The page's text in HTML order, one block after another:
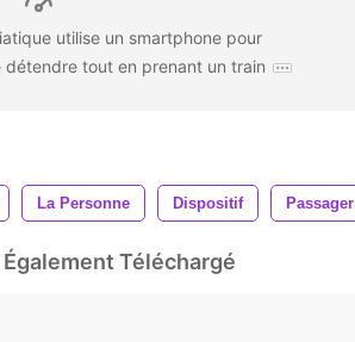
utilise un smartphone pour
tout en prenant un train
La Personne Dispositif Passager
Téléchargé